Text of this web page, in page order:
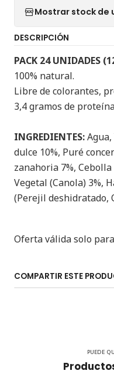
Mostrar stock de
DESCRIPCIÓN
PACK 24 UNIDADES
100% natural.
Libre de colorantes,
3,4 gramos de
INGREDIENTES:
dulce 10%, Puré
zanahoria 7%, Cebolla
Vegetal (Canola) 3%,
(Perejil deshidratado,
Oferta válida solo
COMPARTIR ESTE
PUEDE